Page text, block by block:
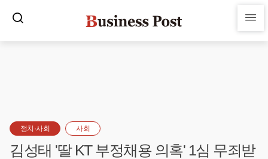
정치·사회 사회
김성태 '딸 KT 부정채용 의혹' 1심 무죄받